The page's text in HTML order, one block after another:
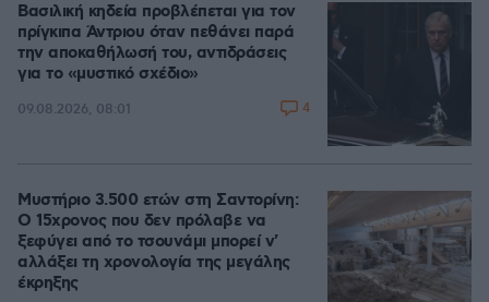
Βασιλική κηδεία προβλέπεται για τον
πρίγκιπα Άντριου όταν πεθάνει παρά
την αποκαθήλωσή του, αντιδράσεις
για το «μυστικό σχέδιο»
09.08.2026, 08:01 4
Μυστήριο 3.500 ετών στη Σαντορίνη:
Ο 15χρονος που δεν πρόλαβε να
ξεφύγει από το τσουνάμι μπορεί ν'
αλλάξει τη χρονολογία της μεγάλης
έκρηξης